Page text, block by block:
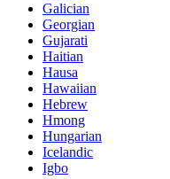
Galician
Georgian
Gujarati
Haitian
Hausa
Hawaiian
Hebrew
Hmong
Hungarian
Icelandic
Igbo